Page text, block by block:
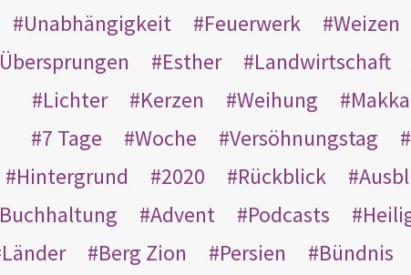
Unabhängigkeit
Feuerwerk Weizen
Übersprungen
Esther Landwirtschaft
Lichter
Kerzen Weihung
7 Tage
Woche Versöhnungstag
Hintergrund
2020 Rückblick
Buchhaltung
Advent Podcasts
Länder
Berg Zion Persien Bündnis